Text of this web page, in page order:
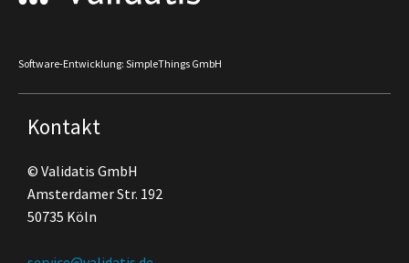
Software-Entwicklung: SimpleThings GmbH
Kontakt
© Validatis GmbH
Amsterdamer Str. 192
50735 Köln